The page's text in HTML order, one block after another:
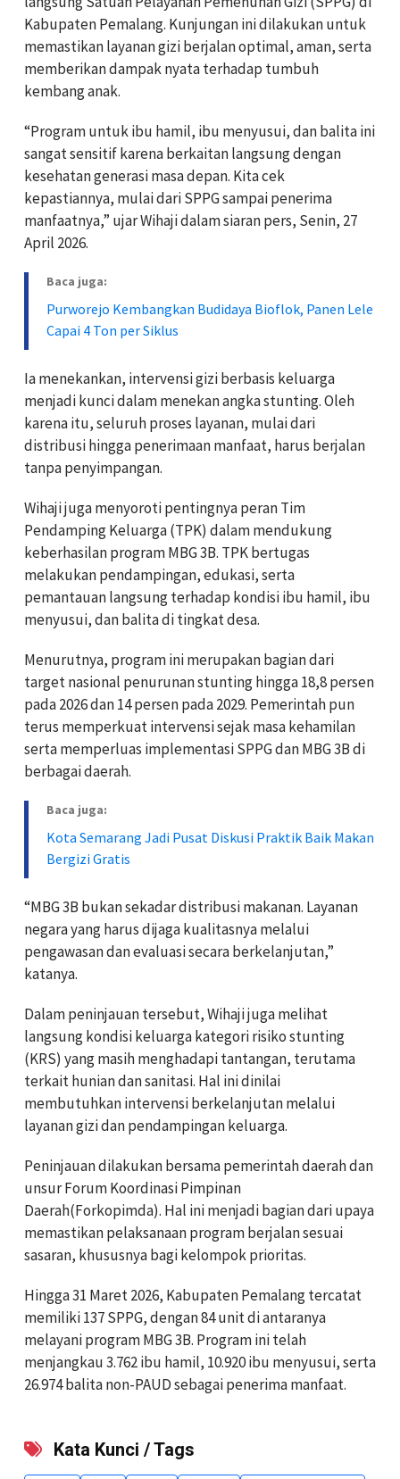
Kabupaten Pemalang. Kunjungan ini dilakukan untuk
memastikan layanan gizi berjalan optimal, aman, serta
memberikan dampak nyata terhadap tumbuh
kembang anak.
“Program untuk ibu hamil, ibu menyusui, dan balita ini
sangat sensitif karena berkaitan langsung dengan
kesehatan generasi masa depan. Kita cek
kepastiannya, mulai dari SPPG sampai penerima
manfaatnya,” ujar Wihaji dalam siaran pers, Senin, 27
April 2026.
Baca juga:
Purworejo Kembangkan Budidaya Bioflok, Panen Lele
Capai 4 Ton per Siklus
Ia menekankan, intervensi gizi berbasis keluarga
menjadi kunci dalam menekan angka stunting. Oleh
karena itu, seluruh proses layanan, mulai dari
distribusi hingga penerimaan manfaat, harus berjalan
tanpa penyimpangan.
Wihaji juga menyoroti pentingnya peran Tim
Pendamping Keluarga (TPK) dalam mendukung
keberhasilan program MBG 3B. TPK bertugas
melakukan pendampingan, edukasi, serta
pemantauan langsung terhadap kondisi ibu hamil, ibu
menyusui, dan balita di tingkat desa.
Menurutnya, program ini merupakan bagian dari
target nasional penurunan stunting hingga 18,8 persen
pada 2026 dan 14 persen pada 2029. Pemerintah pun
terus memperkuat intervensi sejak masa kehamilan
serta memperluas implementasi SPPG dan MBG 3B di
berbagai daerah.
Baca juga:
Kota Semarang Jadi Pusat Diskusi Praktik Baik Makan
Bergizi Gratis
“MBG 3B bukan sekadar distribusi makanan. Layanan
negara yang harus dijaga kualitasnya melalui
pengawasan dan evaluasi secara berkelanjutan,”
katanya.
Dalam peninjauan tersebut, Wihaji juga melihat
langsung kondisi keluarga kategori risiko stunting
(KRS) yang masih menghadapi tantangan, terutama
terkait hunian dan sanitasi. Hal ini dinilai
membutuhkan intervensi berkelanjutan melalui
layanan gizi dan pendampingan keluarga.
Peninjauan dilakukan bersama pemerintah daerah dan
unsur Forum Koordinasi Pimpinan
Daerah(Forkopimda). Hal ini menjadi bagian dari upaya
memastikan pelaksanaan program berjalan sesuai
sasaran, khususnya bagi kelompok prioritas.
Hingga 31 Maret 2026, Kabupaten Pemalang tercatat
memiliki 137 SPPG, dengan 84 unit di antaranya
melayani program MBG 3B. Program ini telah
menjangkau 3.762 ibu hamil, 10.920 ibu menyusui, serta
26.974 balita non-PAUD sebagai penerima manfaat.
Kata Kunci / Tags